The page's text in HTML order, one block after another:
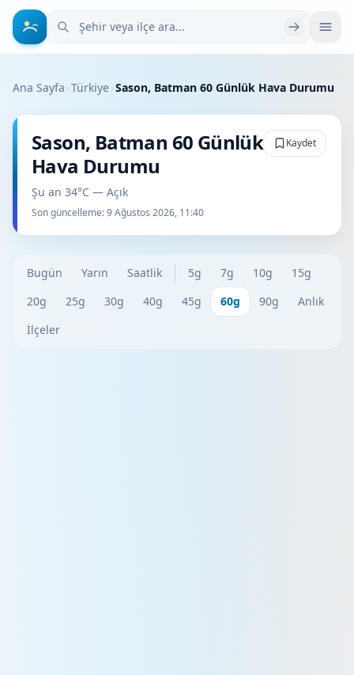
Şehir veya ilçe ara
Ana Sayfa ›Türkiye›Sason, Batman 60 Günlük Hava Durumu
Sason, Batman 60 Günlük
Hava Durumu
Şu an 34°C — Açık
Son güncelleme:9 Ağustos 2026, 11:40
Kaydet
Bugün Yarın Saatlik 5g 7g 10g
15g
20g
25g 30g 40g 45g 60g 90g
Anlık
İlçeler